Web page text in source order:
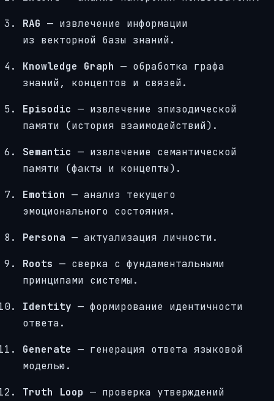
RAG — извлечение информации
из векторной базы знаний.
Knowledge Graph — обработка графа
знаний, концептов и связей.
Episodic — извлечение эпизодической
памяти (история взаимодействий).
Semantic — извлечение семантической
памяти (факты и концепты).
Emotion — анализ текущего
эмоционального состояния.
Persona — актуализация личности.
Roots — сверка с фундаментальными
принципами системы.
Identity — формирование идентичности
ответа.
Generate — генерация ответа языковой
моделью.
Truth Loop — проверка утверждений